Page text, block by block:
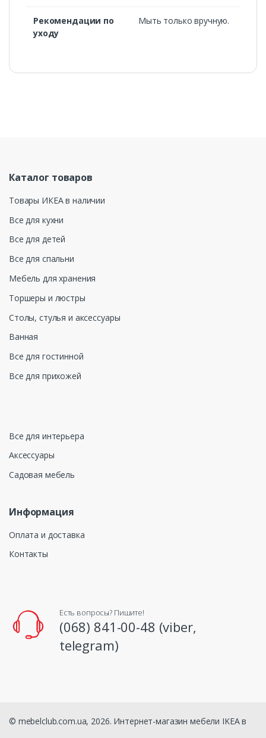
Рекомендации по
уходу
Мыть только вручную.
Каталог товаров
Товары ИКЕА в наличии
Все для кухни
Все для детей
Все для спальни
Мебель для хранения
Торшеры и люстры
Столы, стулья и аксессуары
Ванная
Все для гостинной
Все для прихожей
Все для интерьера
Аксессуары
Садовая мебель
Информация
Оплата и доставка
Контакты
Есть вопросы? Пишите!
(068) 841-00-48 (viber,
telegram)
© mebelclub.com.ua, 2026. Интернет-магазин мебели IKEA в